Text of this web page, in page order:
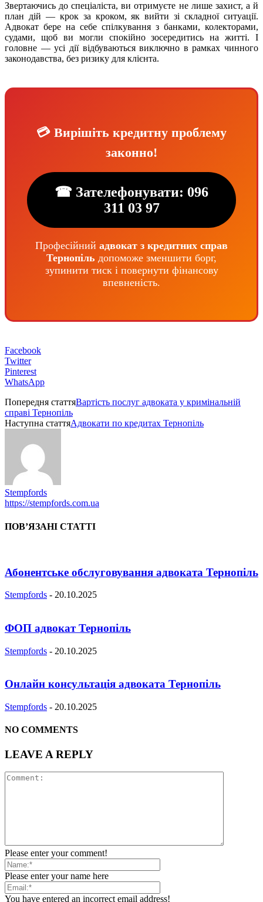
Звертаючись до спеціаліста, ви отримуєте не лише захист, а й
план дій — крок за кроком, як вийти зі складної ситуації.
Адвокат бере на себе спілкування з банками, колекторами,
судами, щоб ви могли спокійно зосередитись на житті. І
головне — усі дії відбуваються виключно в рамках чинного
законодавства, без ризику для клієнта.
💳 Вирішіть кредитну проблему
законно!
☎ Зателефонувати: 096
311 03 97
Професійний адвокат з кредитних справ
Тернопіль допоможе зменшити борг,
зупинити тиск і повернути фінансову
впевненість.
Facebook
Twitter
Pinterest
WhatsApp
Попередня статтяВартість послуг адвоката у кримінальній
справі Тернопіль
Наступна статтяАдвокати по кредитах Тернопіль
Stempfords
https://stempfords.com.ua
ПОВ’ЯЗАНІ СТАТТІ
Абонентське обслуговування адвоката Тернопіль
Stempfords - 20.10.2025
ФОП адвокат Тернопіль
Stempfords - 20.10.2025
Онлайн консультація адвоката Тернопіль
Stempfords - 20.10.2025
NO COMMENTS
LEAVE A REPLY
Please enter your comment!
Please enter your name here
You have entered an incorrect email address!